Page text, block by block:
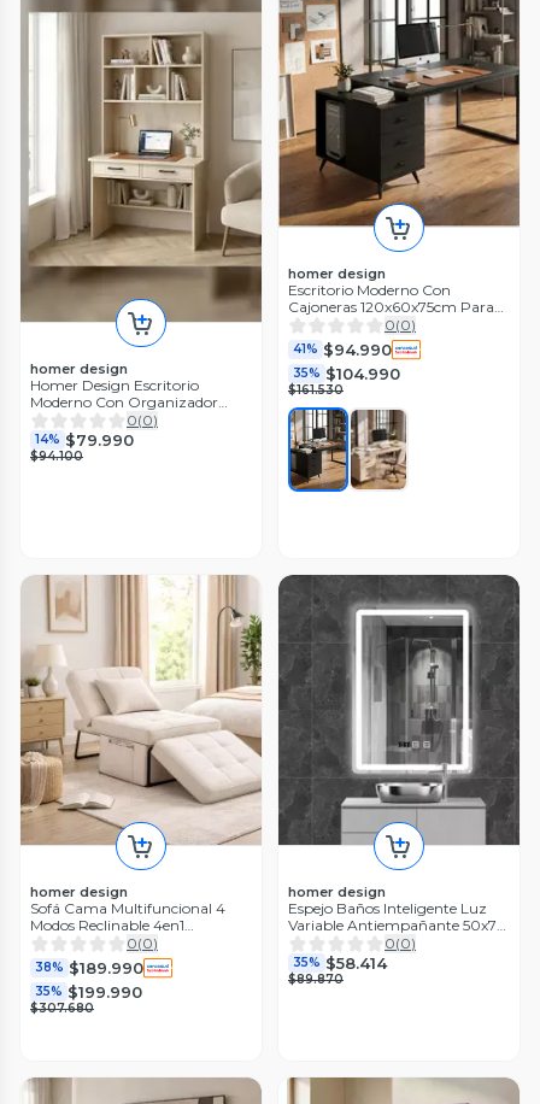
homer design
Homer Design Escritorio
Moderno Con Organizador
80x50x170cm Para Oficina
Color Marrón
0(0)
14% $79.990
$94.100
homer design
Escritorio Moderno Con
Cajoneras 120x60x75cm Para
Oficina
0(0)
41% $94.990
35% $104.990
$161.530
homer design
Sofá Cama Multifuncional 4
Modos Reclinable 4en1
Convertible Beige Liso
0(0)
38% $189.990
35% $199.990
$307.680
homer design
Espejo Baños Inteligente Luz
Variable Antiempañante 50x70
Cm Marco Vertical
0(0)
35% $58.414
$89.870